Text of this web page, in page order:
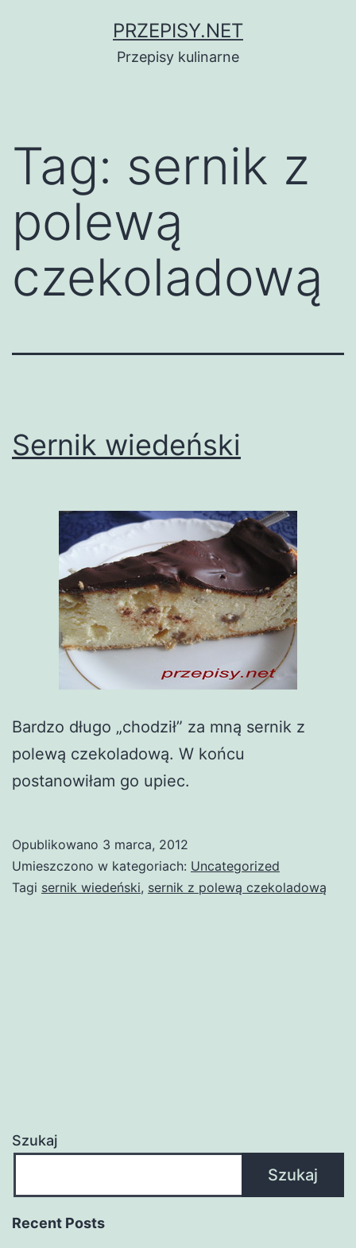
PRZEPISY.NET
Przepisy kulinarne
Tag: sernik z
polewą
czekoladową
Sernik wiedeński
Bardzo długo „chodził” za mną sernik z
polewą czekoladową. W końcu
postanowiłam go upiec.
Opublikowano 3 marca, 2012
Umieszczono w kategoriach: Uncategorized
Tagi sernik wiedeński, sernik z polewą czekoladową
Szukaj
Szukaj
Recent Posts